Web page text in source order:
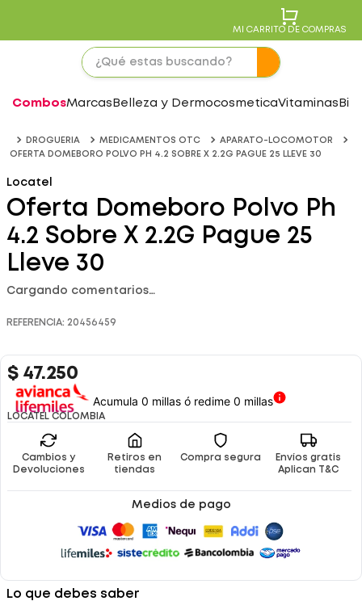
MI CARRITO DE COMPRAS
CombosMarcas Belleza y DermocosmeticaVitaminas
DROGUERIA MEDICAMENTOS OTC
APARATO-LOCOMOTOR
OFERTA DOMEBORO POLVO PH 4.2 SOBRE X 2.2G PAGUE 25 LLEVE 30
Locatel
Oferta Domeboro Polvo Ph
4.2 Sobre X 2.2G Pague 25
Lleve 30
Cargando comentarios…
REFERENCIA: 20456459
$ 47.250
Acumula 0 millas ó redime 0 millas
LOCATEL COLOMBIA
Cambios y
Devoluciones
Retiros en
tiendas
Compra segura
Envíos gratis
Aplican T&C
Medios de pago
Lo que debes saber